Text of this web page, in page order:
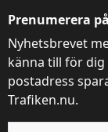
Prenumerera
Nyhetsbrevet
känna till för
postadress
Trafiken.nu.